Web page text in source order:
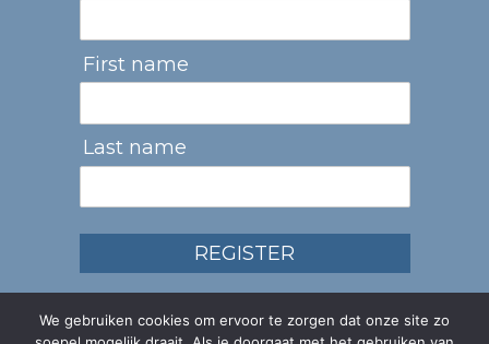
First name
Last name
REGISTER
We gebruiken cookies om ervoor te zorgen dat onze site zo